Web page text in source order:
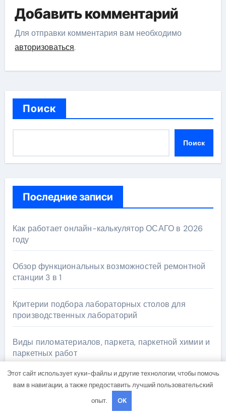
Добавить комментарий
Для отправки комментария вам необходимо
авторизоваться.
Поиск
Поиск
Последние записи
Как работает онлайн-калькулятор ОСАГО в 2026
году
Обзор функциональных возможностей ремонтной
станции 3 в 1
Критерии подбора лабораторных столов для
производственных лабораторий
Виды пиломатериалов, паркета, паркетной химии и
паркетных работ
Применение огнезащитной технической изоляции
для промышленных объектов и конструкций
Этот сайт использует куки-файлы и другие технологии, чтобы помочь
вам в навигации, а также предоставить лучший пользовательский
опыт.
OK